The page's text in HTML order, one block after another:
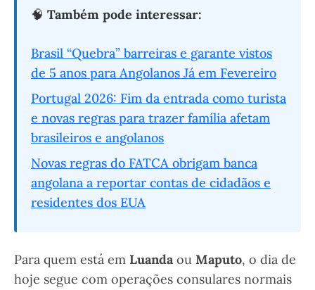
🧠 Também pode interessar:
Brasil “Quebra” barreiras e garante vistos
de 5 anos para Angolanos Já em Fevereiro
Portugal 2026: Fim da entrada como turista
e novas regras para trazer família afetam
brasileiros e angolanos
Novas regras do FATCA obrigam banca
angolana a reportar contas de cidadãos e
residentes dos EUA
Para quem está em Luandaou Maputo, o dia de
hoje segue com operações consulares normais